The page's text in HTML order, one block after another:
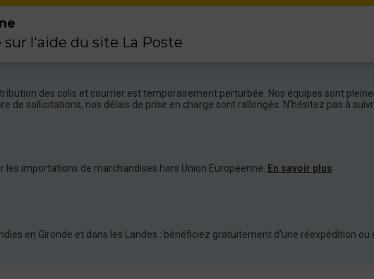
sur l'aide du site La Poste
des colis et courrier est temporairement perturbée. Nos équipes sont
de sollicitations, nos délais de prise en charge sont rallongés. N’hésitez pas à
importations de marchandises hors Union Européenne. En savoir plus
en Gironde et dans les Landes : bénéficiez gratuitement d'une réexpédition